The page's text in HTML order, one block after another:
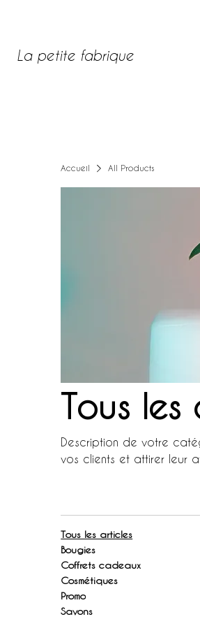
La petite fabrique
Accueil All Products
Tous les
Description de votre
vos clients et attirer leur
Tous les articles
Bougies
Coffrets cadeaux
Cosmétiques
Promo
Savons